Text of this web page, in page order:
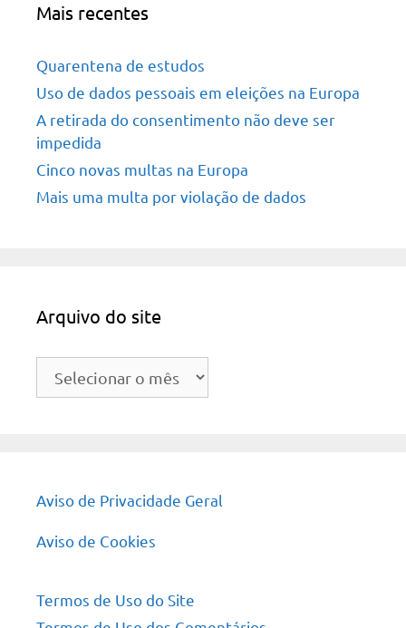
Mais recentes
Quarentena de estudos
Uso de dados pessoais em eleições na Europa
A retirada do consentimento não deve ser
impedida
Cinco novas multas na Europa
Mais uma multa por violação de dados
Arquivo do site
Arquivo
Aviso de Privacidade Geral
Aviso de Cookies
Termos de Uso do Site